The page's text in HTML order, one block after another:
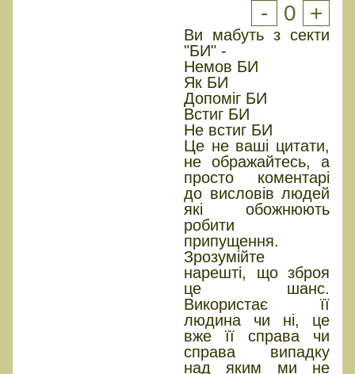
- 0 +
Ви мабуть з секти
"БИ" -
Немов БИ
Як БИ
Допоміг БИ
Встиг БИ
Не встиг БИ
Це не ваші цитати,
не ображайтесь, а
просто коментарі
до висловів людей
які обожнюють
робити
припущення.
Зрозумійте
нарешті, що зброя
це шанс.
Використає її
людина чи ні, це
вже її справа чи
справа випадку
над яким ми не